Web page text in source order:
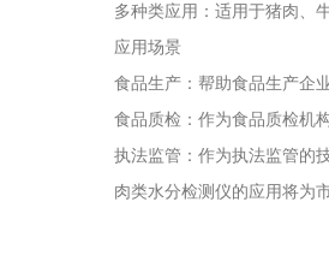
多种类应用：适用于猪肉、
应用场景
食品生产：帮助食品生产企
食品质检：作为食品质检机
执法监管：作为执法监管的
肉类水分检测仪的应用将为